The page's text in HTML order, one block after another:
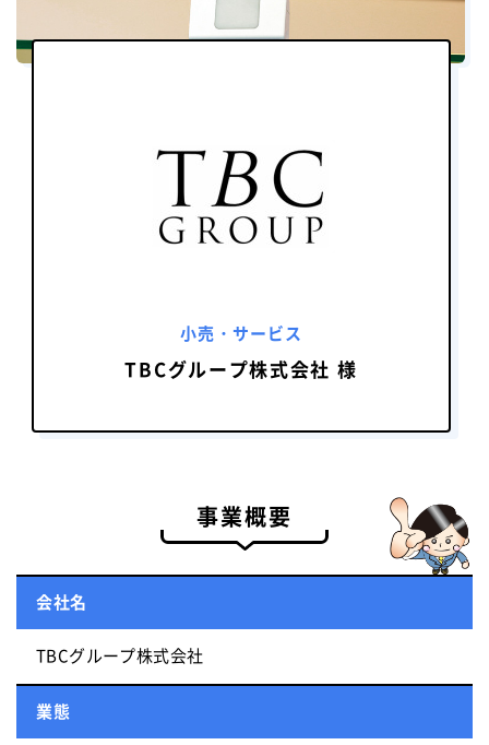
小売・サービス
TBCグループ株式会社 様
事業概要
会社名
TBCグループ株式会社
業態